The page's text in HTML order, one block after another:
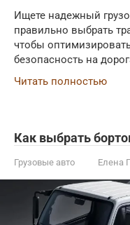
Ищете надежный
правильно выбрать
чтобы
безопасность на
Читать полностью
Как выбрать
Грузовые авто Елена